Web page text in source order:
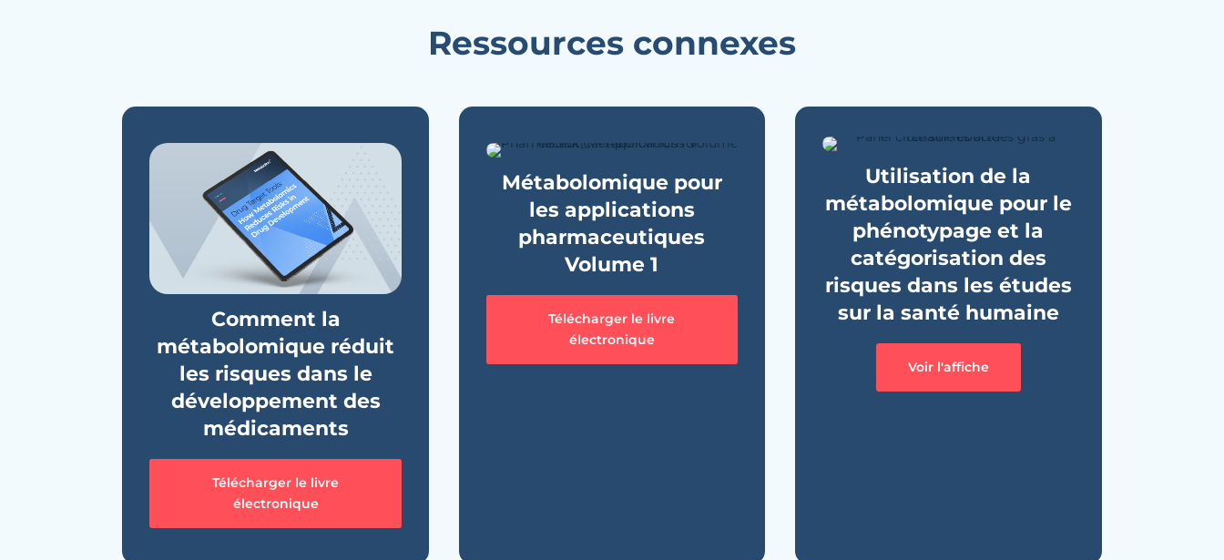
Ressources connexes
Comment la
métabolomique réduit
les risques dans le
développement des
médicaments
Télécharger le livre
électronique
Métabolomique pour
les applications
pharmaceutiques
Volume 1
Télécharger le livre
électronique
Utilisation de la
métabolomique pour le
phénotypage et la
catégorisation des
risques dans les études
sur la santé humaine
Voir l'affiche